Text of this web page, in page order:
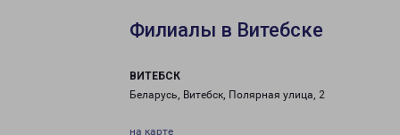
Филиалы в Витебске
ВИТЕБСК
Беларусь, Витебск, Полярная улица, 2
на карте